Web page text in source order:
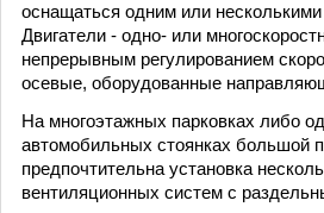
оснащаться одним или
Двигатели - одно- или
непрерывным регулированием
осевые, оборудованные
На многоэтажных парковках либо
автомобильных стоянках большой
предпочтительна установка
вентиляционных систем с